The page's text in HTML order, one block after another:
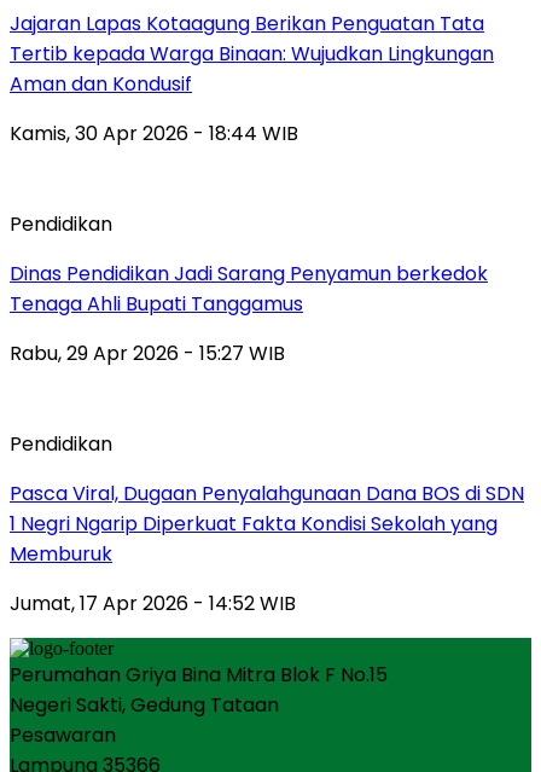
Jajaran Lapas Kotaagung Berikan Penguatan Tata
Tertib kepada Warga Binaan: Wujudkan Lingkungan
Aman dan Kondusif
Kamis, 30 Apr 2026 - 18:44 WIB
Pendidikan
Dinas Pendidikan Jadi Sarang Penyamun berkedok
Tenaga Ahli Bupati Tanggamus
Rabu, 29 Apr 2026 - 15:27 WIB
Pendidikan
Pasca Viral, Dugaan Penyalahgunaan Dana BOS di SDN
1 Negri Ngarip Diperkuat Fakta Kondisi Sekolah yang
Memburuk
Jumat, 17 Apr 2026 - 14:52 WIB
Perumahan Griya Bina Mitra Blok F No.15
Negeri Sakti, Gedung Tataan
Pesawaran
Lampung 35366